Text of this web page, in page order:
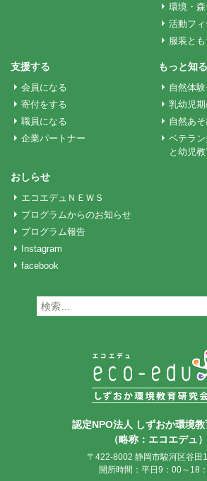
ョ
ン
環境・
活動フ
服装と
支援する
会員になる
寄付をする
職員になる
企業パートナー
もっと知る
自然体
乳幼児
自然あ
ベテラ
と幼児
おしらせ
エコエデュＮＥＷＳ
プログラムからのお知らせ
プログラム報告
Instagram
facebook
検
索:
認定NPO法人 しずおか環境
（略称：エコエデュ）
〒422-8002 静岡市駿河区谷田
開所時間：平日9：00～18